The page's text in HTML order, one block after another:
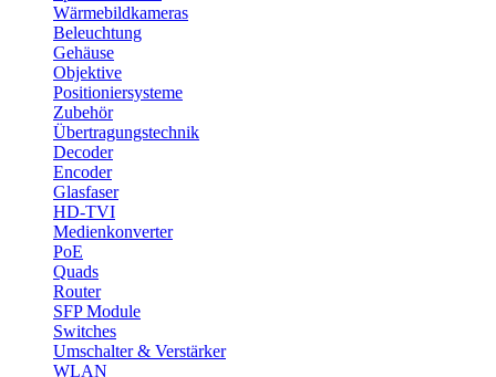
Wärmebildkameras
Beleuchtung
Gehäuse
Objektive
Positioniersysteme
Zubehör
Übertragungstechnik
Decoder
Encoder
Glasfaser
HD-TVI
Medienkonverter
PoE
Quads
Router
SFP Module
Switches
Umschalter & Verstärker
WLAN